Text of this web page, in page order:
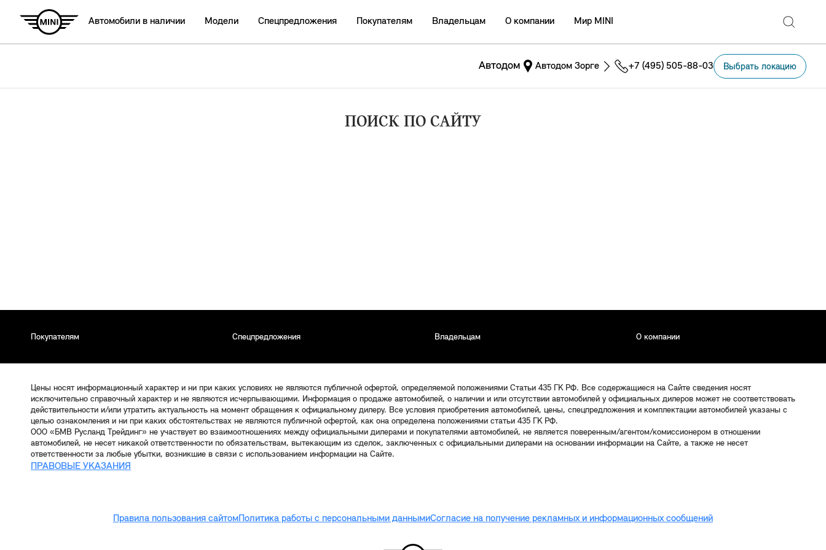
Автодом Выбрать локацию
Автодом Зорге +7 (495) 505-88-03
Автомобили в наличии Модели Спецпредложения Покупателям Владельцам О компании Мир MINI
ПОИСК ПО САЙТУ
Покупателям Спецпредложения Владельцам О компании
Цены носят информационный характер и ни при каких условиях не являются публичной офертой, определяемой положениями Статьи 435 ГК РФ. Все содержащиеся на Сайте сведения носят
исключительно справочный характер и не являются исчерпывающими. Информация о продаже автомобилей, о наличии и или отсутствии автомобилей у официальных дилеров может не соответствовать
действительности и/или утратить актуальность на момент обращения к официальному дилеру. Все условия приобретения автомобилей, цены, спецпредложения и комплектации автомобилей указаны с
целью ознакомления и ни при каких обстоятельствах не являются публичной офертой, как она определена положениями статьи 435 ГК РФ.
ООО «БМВ Русланд Трейдинг» не участвует во взаимоотношениях между официальными дилерами и покупателями автомобилей, не является поверенным/агентом/комиссионером в отношении
автомобилей, не несет никакой ответственности по обязательствам, вытекающим из сделок, заключенных с официальными дилерами на основании информации на Сайте, а также не несет
ответственности за любые убытки, возникшие в связи с использованием информации на Сайте.
ПРАВОВЫЕ УКАЗАНИЯ
Правила пользования сайтомПолитика работы с персональными даннымиСогласие на получение рекламных и информационных сообщений